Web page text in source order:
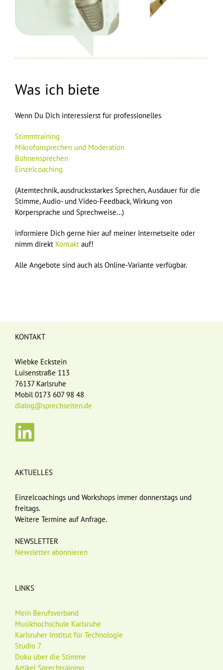
Was ich biete
Wenn Du Dich interessierst für professionelles
Stimmtraining
Mikrofonsprechen und Moderation
Bühnensprechen
Einzelcoaching
(Atemtechnik, ausdrucksstarkes Sprechen, Ausdauer für die
Stimme, Audio- und Video-Feedback, Wirkung von
Körpersprache und Sprechweise…)
informiere Dich gerne hier auf meiner Internetseite oder
nimm direkt Kontakt auf!
Alle Angebote sind auch als Online-Variante verfügbar.
KONTAKT
Wiebke Eckstein
Luisenstraße 113
76137 Karlsruhe
Mobil 0173 607 98 48
dialog@sprechseiten.de
AKTUELLES
Einzelcoachings und Workshops immer donnerstags und
freitags.
Weitere Termine auf Anfrage.
NEWSLETTER
Newsletter abonnieren
LINKS
Mein Berufsverband
Musikhochschule Karlsruhe
Karlsruher Institut für Technologie
Studio 7
Doku über die Stimme
Artikel Sprechtraining